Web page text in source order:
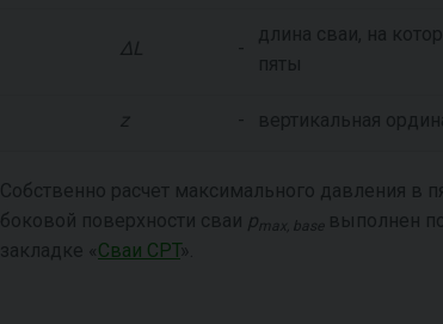
ΔL -
длина сваи, на
пяты
z - вертикальная
Собственно расчет максимального давления в
боковой поверхности сваи pmax, base
выполнен
закладке « Сваи CPT».